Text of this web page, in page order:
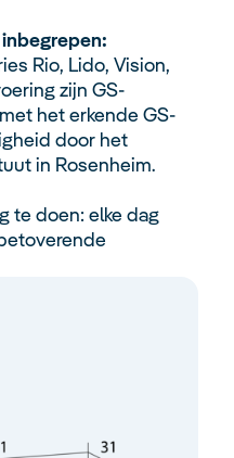
Rio, Lido, Vision,
zijn GS-
het erkende GS-
door het
in Rosenheim.
te doen: elke dag